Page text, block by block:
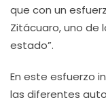
que con un
Zitácuaro, uno de
estado”.
En este esfuerzo
las diferentes